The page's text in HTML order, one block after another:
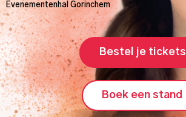
Evenementenhal Gorinchem
Bestel je tickets
Boek een stand